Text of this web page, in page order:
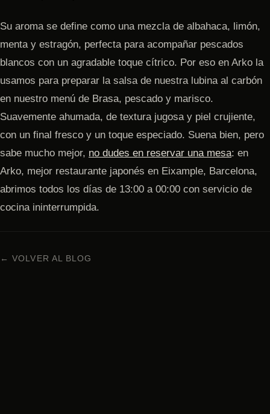
Su aroma se define como una mezcla de albahaca, limón,
menta y estragón, perfecta para acompañar pescados
blancos con un agradable toque cítrico. Por eso en Arko la
usamos para preparar la salsa de nuestra lubina al carbón
en nuestro menú de Brasa, pescado y marisco.
Suavemente ahumada, de textura jugosa y piel crujiente,
con un final fresco y un toque especiado. Suena bien, pero
sabe mucho mejor, no dudes en reservar una mesa: en
Arko, mejor restaurante japonés en Eixample, Barcelona,
abrimos todos los días de 13:00 a 00:00 con servicio de
cocina ininterrumpida.
← VOLVER AL BLOG